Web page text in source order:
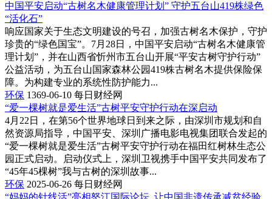
中国平安启动“古树名木健康管理计划” 守护五台山419株绿色
“活化石”
响应国家关于生态文明建设的号召，加强古树名木保护，守护
珍贵的“绿色国宝”。7月28日，中国平安启动“古树名木健康管
理计划”，并在山西省忻州市五台山开展“平安古树守护行动”
公益活动，为五台山国家森林公园419株古树名木提供保险保
障。为构建专业的系统性防护能力...
环保 1369-06-10 每日财经网
“爱一棵树就是爱生活”古树平安守护行动在深启动
4月22日，在第56个世界地球日到来之际，由深圳市规划和自
然资源局指导，中国平安、深圳广播电影电视集团联合发起的
“爱一棵树就是爱生活”古树平安守护行动在福田红树林生态公
园正式启动。启动仪式上，深圳卫视携手中国平安共同发布了
“45年45棵树”我与古树的深圳故事...
环保 2025-06-26 每日财经网